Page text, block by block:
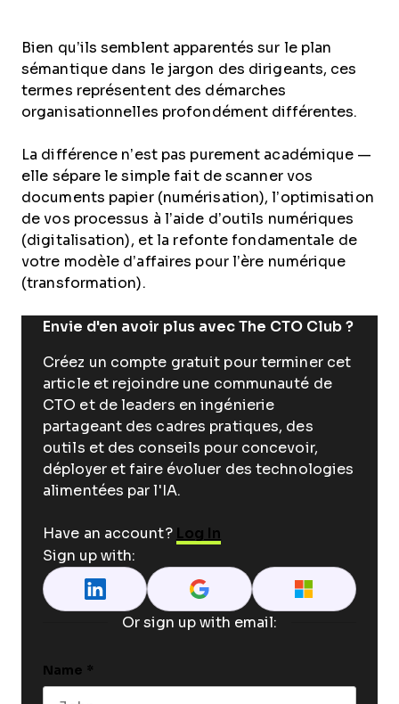
Bien qu’ils semblent apparentés sur le plan
sémantique dans le jargon des dirigeants, ces
termes représentent des démarches
organisationnelles profondément différentes.
La différence n’est pas purement académique —
elle sépare le simple fait de scanner vos
documents papier (numérisation), l’optimisation
de vos processus à l’aide d’outils numériques
(digitalisation), et la refonte fondamentale de
votre modèle d’affaires pour l’ère numérique
(transformation).
Envie d'en avoir plus avec The CTO Club ?
Créez un compte gratuit pour terminer cet
article et rejoindre une communauté de
CTO et de leaders en ingénierie
partageant des cadres pratiques, des
outils et des conseils pour concevoir,
déployer et faire évoluer des technologies
alimentées par l'IA.
Have an account? Log In
Sign up with:
Or sign up with email:
Name *